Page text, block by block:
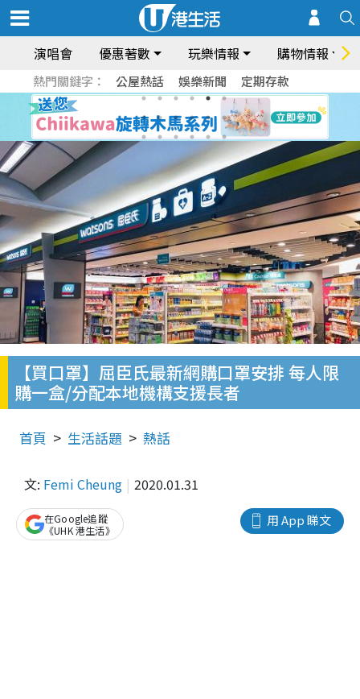
演唱會 優惠著數 玩樂情報 購物情報
熱門關鍵字： 公屋熱話 娛樂新聞 定期存款
【買口罩】屈臣氏最新網購口罩安排 每人限
購一盒/分配本地機構支援長者
首頁 生活話題 熱話
文: Femi Cheung 2020.01.31
用 App 睇文
在Google追蹤
《UHK 港生活》